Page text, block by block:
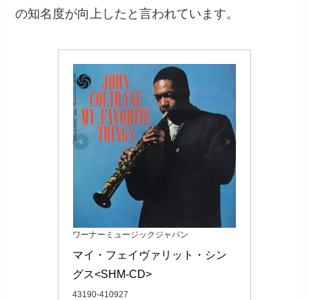
の知名度が向上したと言われています。
ワーナーミュージックジャパン
マイ・フェイヴァリット・シン
グス<SHM-CD>
43190-410927